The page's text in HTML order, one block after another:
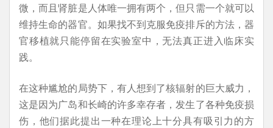
微，而且肾脏是人体唯一拥有两个，但只需一个就可以
维持生命的器官。如果找不到克服免疫排斥的方法，器
官移植就只能停留在实验室中，无法真正进入临床实
践。
在这种尴尬的局势下，有人想到了核辐射的巨大威力，
这是因为广岛和长崎的许多幸存者，发生了各种免疫损
伤，他们据此提出一种在理论上十分具有吸引力的方